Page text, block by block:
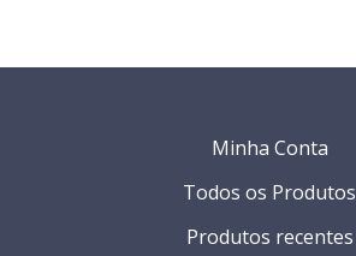
Minha Conta
Todos os Produtos
Produtos recentes